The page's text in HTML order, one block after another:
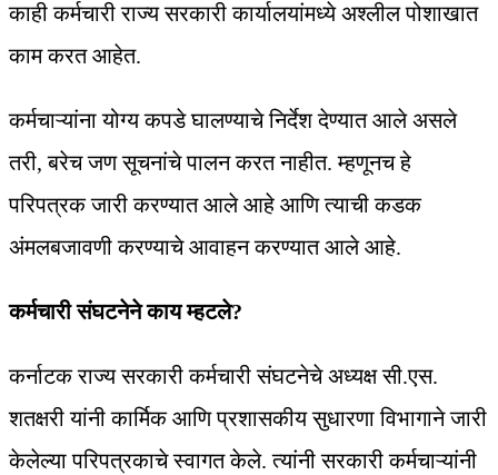
काही कर्मचारी राज्य सरकारी कार्यालयांमध्ये अश्लील पोशाखात
काम करत आहेत.
कर्मचाऱ्यांना योग्य कपडे घालण्याचे निर्देश देण्यात आले असले
तरी, बरेच जण सूचनांचे पालन करत नाहीत. म्हणूनच हे
परिपत्रक जारी करण्यात आले आहे आणि त्याची कडक
अंमलबजावणी करण्याचे आवाहन करण्यात आले आहे.
कर्मचारी संघटनेने काय म्हटले?
कर्नाटक राज्य सरकारी कर्मचारी संघटनेचे अध्यक्ष सी.एस.
शतक्षरी यांनी कार्मिक आणि प्रशासकीय सुधारणा विभागाने जारी
केलेल्या परिपत्रकाचे स्वागत केले. त्यांनी सरकारी कर्मचाऱ्यांनी